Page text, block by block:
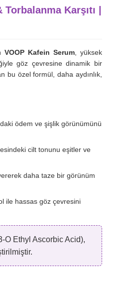
Karşıtı |
VOOP Kafein Serum , yüksek
göz çevresine dinamik bir
bu özel formül, daha aydınlık,
ödem ve şişlik görünümünü
cilt tonunu eşitler ve
daha taze bir görünüm
ile hassas göz çevresini
O Ethyl Ascorbic Acid),